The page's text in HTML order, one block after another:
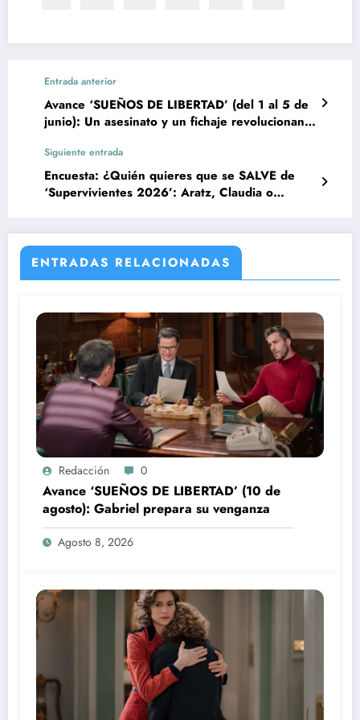
Entrada anterior
Avance ‘SUEÑOS DE LIBERTAD’ (del 1 al 5 de
junio): Un asesinato y un fichaje revolucionan
Siguiente entrada
Encuesta: ¿Quién quieres que se SALVE de
‘Supervivientes 2026’: Aratz, Claudia o
ENTRADAS RELACIONADAS
Redacción 0
Avance ‘SUEÑOS DE LIBERTAD’ (10 de
agosto): Gabriel prepara su venganza
Agosto 8, 2026